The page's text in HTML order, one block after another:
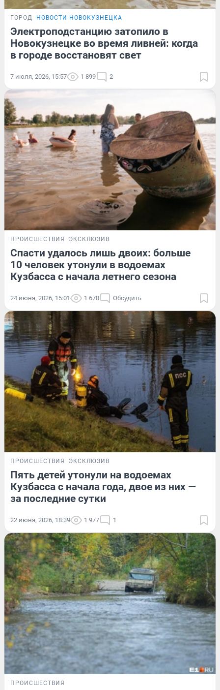
ГОРОД НОВОСТИ НОВОКУЗНЕЦКА
Электроподстанцию затопило в
Новокузнецке во время ливней: когда
в городе восстановят свет
7 июля, 2026, 15:57 1 899 2
ПРОИСШЕСТВИЯ ЭКСКЛЮЗИВ
Спасти удалось лишь двоих: больше
10 человек утонули в водоемах
Кузбасса с начала летнего сезона
24 июня, 2026, 15:01 1 678 Обсудить
ПРОИСШЕСТВИЯ ЭКСКЛЮЗИВ
Пять детей утонули на водоемах
Кузбасса с начала года, двое из них —
за последние сутки
22 июня, 2026, 18:39 1 977 1
ПРОИСШЕСТВИЯ